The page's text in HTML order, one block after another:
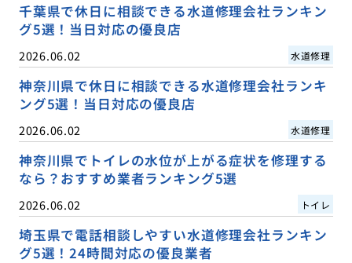
千葉県で休日に相談できる水道修理会社ランキン
グ5選！当日対応の優良店
2026.06.02 水道修理
神奈川県で休日に相談できる水道修理会社ランキ
ング5選！当日対応の優良店
2026.06.02 水道修理
神奈川県でトイレの水位が上がる症状を修理する
なら？おすすめ業者ランキング5選
2026.06.02 トイレ
埼玉県で電話相談しやすい水道修理会社ランキン
グ5選！24時間対応の優良業者